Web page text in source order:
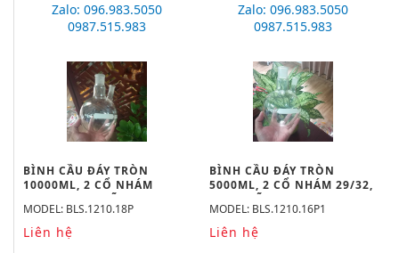
Zalo: 096.983.5050
0987.515.983
BÌNH CẦU ĐÁY TRÒN
10000ML, 2 CỔ NHÁM
34/35, 24/29 HÃNG
BIOHALL
MODEL: BLS.1210.18P
Liên hệ
Zalo: 096.983.5050
0987.515.983
BÌNH CẦU ĐÁY TRÒN
5000ML, 2 CỔ NHÁM 29/32,
29/32 HÃNG BIOHALL
MODEL: BLS.1210.16P1
Liên hệ